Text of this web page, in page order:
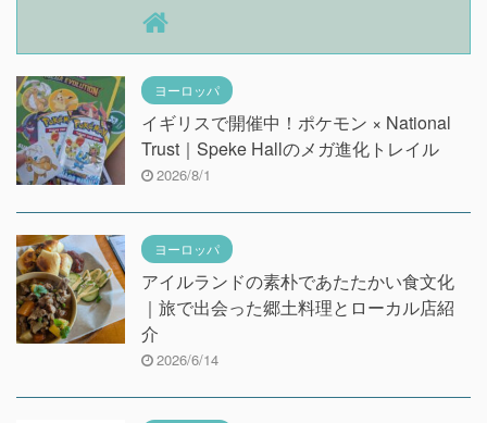
ヨーロッパ
イギリスで開催中！ポケモン × National
Trust｜Speke Hallのメガ進化トレイル
2026/8/1
ヨーロッパ
アイルランドの素朴であたたかい食文化
｜旅で出会った郷土料理とローカル店紹
介
2026/6/14